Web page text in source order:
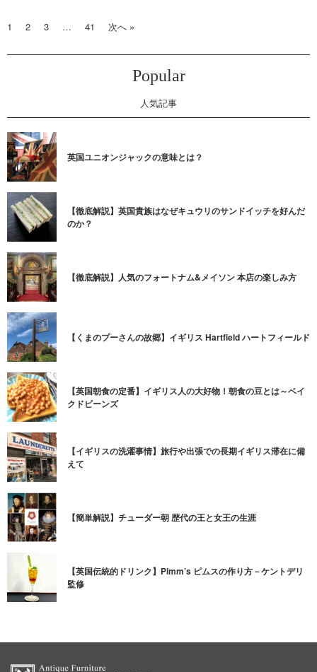
1 2 3 … 41 次へ »
Popular
人気記事
英国ユニオンジャックの意味とは？
【徹底解説】英国貴族はなぜキュウリのサンドイッチを好んだ
のか？
【徹底解説】人気のフォートナム&メイソン 本店の楽しみ方
【くまのプーさんの故郷】イギリス Hartfield ハートフィールド
【英国朝食の定番】イギリス人の大好物！朝食の豆とは～ベイ
クドビーンズ
【イギリスの洗濯事情】旅行や出張での長期イギリス滞在に備
えて
【簡単解説】チューダー朝 歴代の王と女王の生涯
【英国伝統的ドリンク】Pimm’s ピムスの作り方－ケントデリ
監修